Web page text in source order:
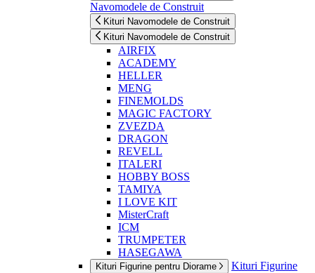
Navomodele de Construit
Kituri Navomodele de Construit
Kituri Navomodele de Construit
AIRFIX
ACADEMY
HELLER
MENG
FINEMOLDS
MAGIC FACTORY
ZVEZDA
DRAGON
REVELL
ITALERI
HOBBY BOSS
TAMIYA
I LOVE KIT
MisterCraft
ICM
TRUMPETER
HASEGAWA
Kituri Figurine pentru Diorame
Kituri Figurine